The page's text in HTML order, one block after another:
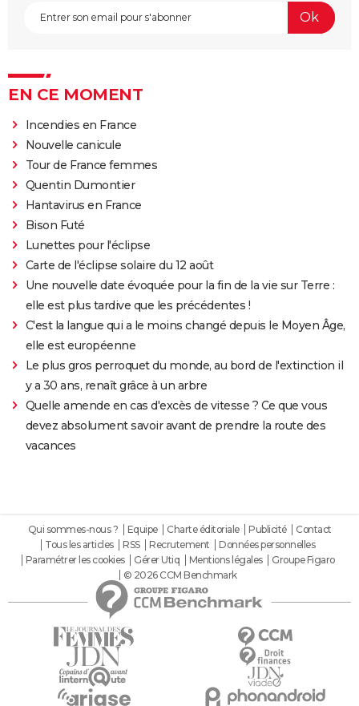
EN CE MOMENT
Incendies en France
Nouvelle canicule
Tour de France femmes
Quentin Dumontier
Hantavirus en France
Bison Futé
Lunettes pour l'éclipse
Carte de l'éclipse solaire du 12 août
Une nouvelle date évoquée pour la fin de la vie sur Terre :
elle est plus tardive que les précédentes !
C'est la langue qui a le moins changé depuis le Moyen Âge,
elle est européenne
Le plus gros perroquet du monde, au bord de l'extinction il
y a 30 ans, renaît grâce à un arbre
Quelle amende en cas d'excès de vitesse ? Ce que vous
devez absolument savoir avant de prendre la route des
vacances
Qui sommes-nous ? Equipe Charte éditoriale Publicité
Contact
Tous les articles
RSS Recrutement
Données personnelles
Paramétrer les cookies
Gérer Utiq Mentions légales
Groupe Figaro
© 2026 CCM Benchmark